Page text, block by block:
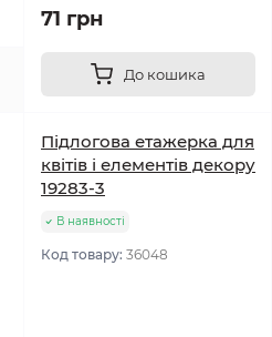
71 грн
До кошика
Підлогова етажерка для
квітів і елементів декору
19283-3
В наявності
Код товару: 36048